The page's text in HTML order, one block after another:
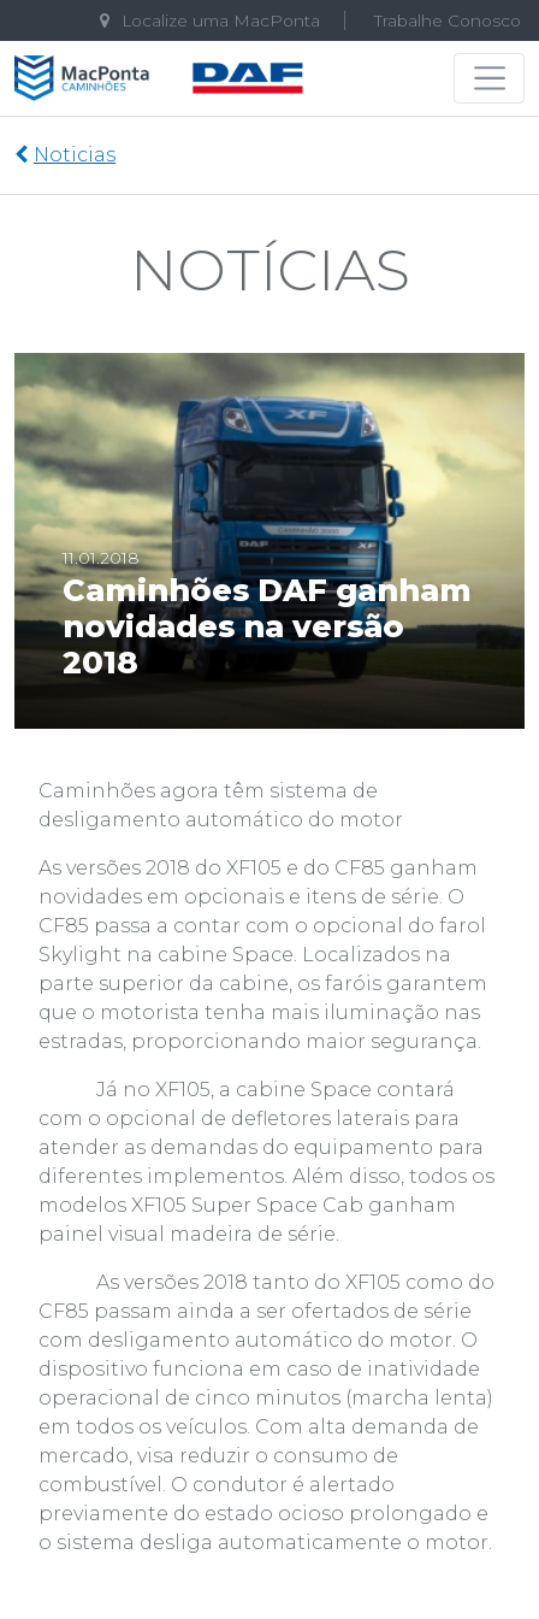
Localize uma MacPonta Trabalhe Conosco
Navegação principal
Noticias
NOTÍCIAS
11.01.2018
Caminhões DAF ganham
novidades na versão
2018
Caminhões agora têm sistema de
desligamento automático do motor
As versões 2018 do XF105 e do CF85 ganham
novidades em opcionais e itens de série. O
CF85 passa a contar com o opcional do farol
Skylight na cabine Space. Localizados na
parte superior da cabine, os faróis garantem
que o motorista tenha mais iluminação nas
estradas, proporcionando maior segurança.
Já no XF105, a cabine Space contará
com o opcional de defletores laterais para
atender as demandas do equipamento para
diferentes implementos. Além disso, todos os
modelos XF105 Super Space Cab ganham
painel visual madeira de série.
As versões 2018 tanto do XF105 como do
CF85 passam ainda a ser ofertados de série
com desligamento automático do motor. O
dispositivo funciona em caso de inatividade
operacional de cinco minutos (marcha lenta)
em todos os veículos. Com alta demanda de
mercado, visa reduzir o consumo de
combustível. O condutor é alertado
previamente do estado ocioso prolongado e
o sistema desliga automaticamente o motor.